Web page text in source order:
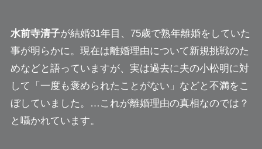
水前寺清子が結婚31年目、75歳で熟年離婚をしていた
事が明らかに。現在は離婚理由について新規挑戦のた
めなどと語っていますが、実は過去に夫の小松明に対
して「一度も褒められたことがない」などと不満をこ
ぼしていました。…これが離婚理由の真相なのでは？
と囁かれています。